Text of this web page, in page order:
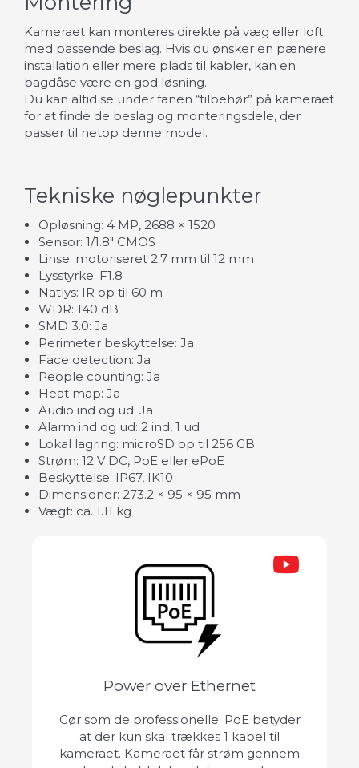
Kameraet kan monteres direkte på væg eller loft
med passende beslag. Hvis du ønsker en pænere
installation eller mere plads til kabler, kan en
bagdåse være en god løsning.
Du kan altid se under fanen “tilbehør” på kameraet
for at finde de beslag og monteringsdele, der
passer til netop denne model.
Tekniske nøglepunkter
Opløsning: 4 MP, 2688 × 1520
Sensor: 1/1.8" CMOS
Linse: motoriseret 2.7 mm til 12 mm
Lysstyrke: F1.8
Natlys: IR op til 60 m
WDR: 140 dB
SMD 3.0: Ja
Perimeter beskyttelse: Ja
Face detection: Ja
People counting: Ja
Heat map: Ja
Audio ind og ud: Ja
Alarm ind og ud: 2 ind, 1 ud
Lokal lagring: microSD op til 256 GB
Strøm: 12 V DC, PoE eller ePoE
Beskyttelse: IP67, IK10
Dimensioner: 273.2 × 95 × 95 mm
Vægt: ca. 1.11 kg
Power over Ethernet
Gør som de professionelle. PoE betyder
at der kun skal trækkes 1 kabel til
kameraet. Kameraet får strøm gennem